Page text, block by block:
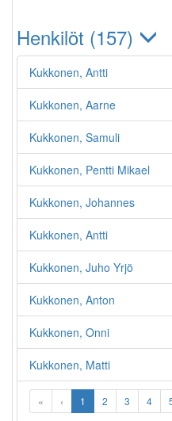
Henkilöt (157)
Kukkonen, Antti
Kukkonen, Aarne
Kukkonen, Samuli
Kukkonen, Pentti Mikael
Kukkonen, Johannes
Kukkonen, Antti
Kukkonen, Juho Yrjö
Kukkonen, Anton
Kukkonen, Onni
Kukkonen, Matti
« ‹ 1 2 3 4